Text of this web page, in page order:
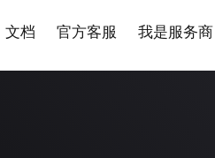
文档 官方客服 我是服务商